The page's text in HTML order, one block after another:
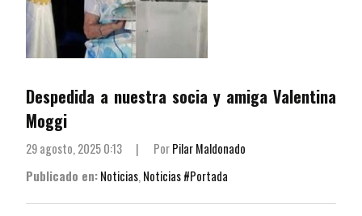
Despedida a nuestra socia y amiga Valentina
Moggi
29 agosto, 2025 0:13 | PorPilar Maldonado
Publicado en:Noticias,Noticias #Portada